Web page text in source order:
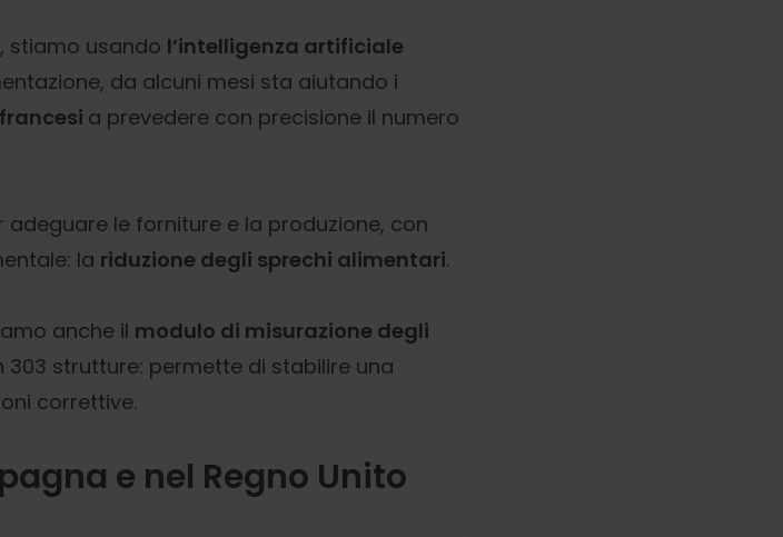
stiamo usando l’intelligenza artificiale
da alcuni mesi sta aiutando i
a prevedere con precisione il numero
le forniture e la produzione, con
la riduzione degli sprechi alimentari.
anche il modulo di misurazione degli
303 strutture: permette di stabilire una
correttive.
e nel Regno Unito